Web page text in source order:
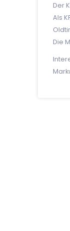
Der
Als
Die